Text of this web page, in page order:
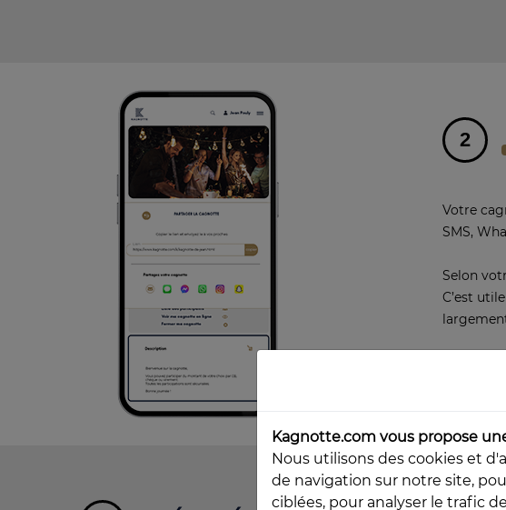
2
Votre
SMS,
Selon
C’est
Kagnotte.com vous propose
Nous utilisons des cookies et
de navigation sur notre site,
ciblées, pour analyser le trafic